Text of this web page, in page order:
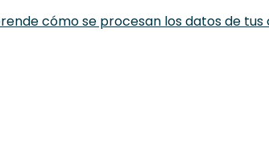
cómo se procesan los datos de